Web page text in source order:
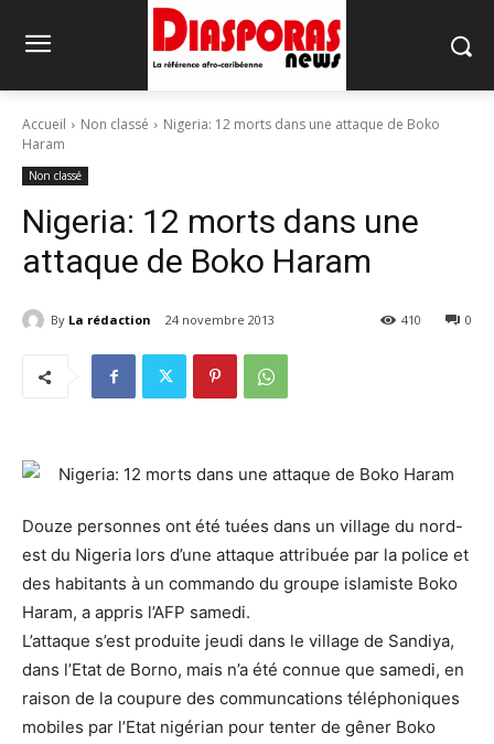
Accueil Non classé
Nigeria: 12 morts dans une attaque de Boko
Haram
Non classé
Nigeria: 12 morts dans une
attaque de Boko Haram
By La rédaction 24 novembre 2013 0
410
Douze personnes ont été tuées dans un village du nord-
est du Nigeria lors d’une attaque attribuée par la police et
des habitants à un commando du groupe islamiste Boko
Haram, a appris l’AFP samedi.
L’attaque s’est produite jeudi dans le village de Sandiya,
dans l’Etat de Borno, mais n’a été connue que samedi, en
raison de la coupure des communcations téléphoniques
mobiles par l’Etat nigérian pour tenter de gêner Boko